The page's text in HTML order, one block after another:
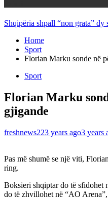
Shqipëria shpall “non grata” dy
Home
Sport
Florian Marku sonde në
Sport
Florian Marku
gjigande
freshnews223 years ago3 years
Pas më shumë se një viti,
ring.
Boksieri shqiptar do të
do të zhvillohet në “AO